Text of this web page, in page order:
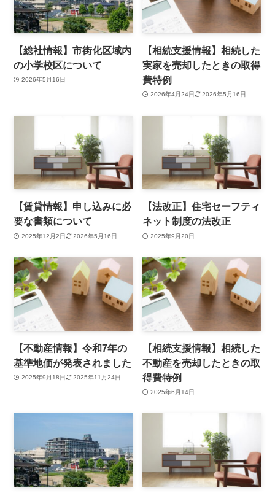
【総社情報】市街化区域内
の小学校区について
2026年5月16日
【相続支援情報】相続した
実家を売却したときの取得
費特例
2026年4月24日 2026年5月16日
【賃貸情報】申し込みに必
要な書類について
2025年12月2日 2026年5月16日
【法改正】住宅セーフティ
ネット制度の法改正
2025年9月20日
【不動産情報】令和7年の
基準地価が発表されました
2025年9月18日 2025年11月24日
【相続支援情報】相続した
不動産を売却したときの取
得費特例
2025年6月14日